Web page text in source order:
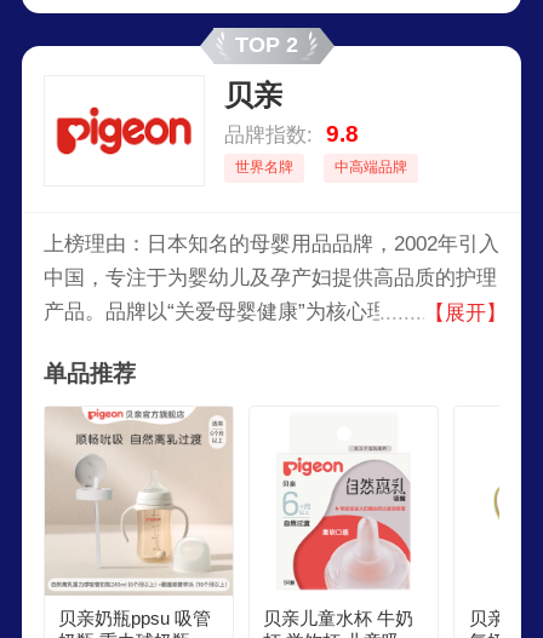
TOP 2
贝亲
品牌指数: 9.8
世界名牌 中高端品牌
上榜理由：日本知名的母婴用品品牌，2002年引入
中国，专注于为婴幼儿及孕产妇提供高品质的护理
产品。品牌以“关爱母婴健康”为核心理念，通过不
使用的母婴护理产品。贝亲的产品涵盖哺乳、喂
养、护理和清洁等多个领域，广受全球妈妈们的信
赖。
【展开】
单品推荐
贝亲奶瓶ppsu 吸管
贝亲儿童水杯 牛奶
贝亲奶